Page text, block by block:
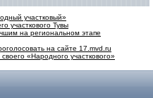
участковый»
участкового Тувы
на региональном этапе
на сайте 17.mvd.ru
«Народного участкового»